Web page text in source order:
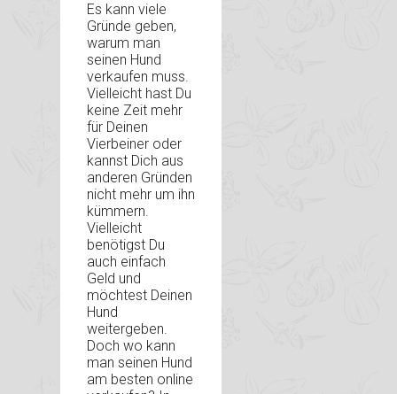
Es kann viele
Gründe geben,
warum man
seinen Hund
verkaufen muss.
Vielleicht hast Du
keine Zeit mehr
für Deinen
Vierbeiner oder
kannst Dich aus
anderen Gründen
nicht mehr um ihn
kümmern.
Vielleicht
benötigst Du
auch einfach
Geld und
möchtest Deinen
Hund
weitergeben.
Doch wo kann
man seinen Hund
am besten online